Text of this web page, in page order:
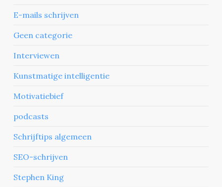
E-mails schrijven
Geen categorie
Interviewen
Kunstmatige intelligentie
Motivatiebief
podcasts
Schrijftips algemeen
SEO-schrijven
Stephen King